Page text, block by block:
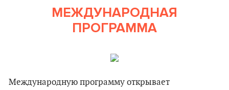
МЕЖДУНАРОДНАЯ
ПРОГРАММА
Международную программу открывает